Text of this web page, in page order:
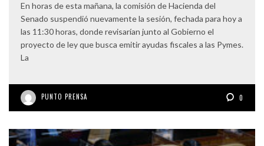
En horas de esta mañana, la comisión de Hacienda del
Senado suspendió nuevamente la sesión, fechada para hoy a
las 11:30 horas, donde revisarían junto al Gobierno el
proyecto de ley que busca emitir ayudas fiscales a las Pymes.
La
PUNTO PRENSA 0